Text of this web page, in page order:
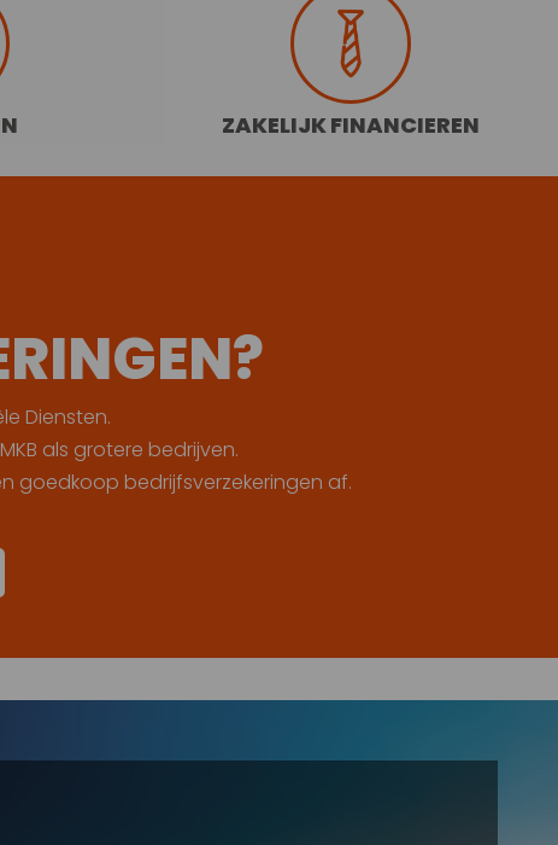
ZAKELIJK FINANCIEREN
Diensten.
als grotere bedrijven.
goedkoop bedrijfsverzekeringen af.